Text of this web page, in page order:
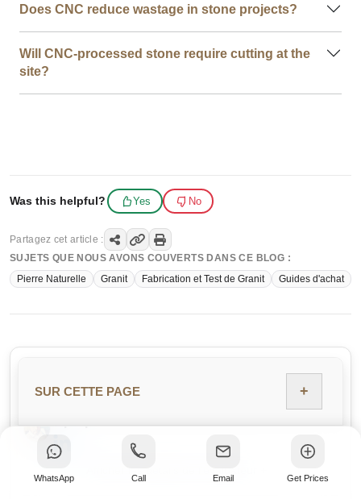
Does CNC reduce wastage in stone projects?
Will CNC-processed stone require cutting at the
site?
Was this helpful? Yes No
Partagez cet article :
SUJETS QUE NOUS AVONS COUVERTS DANS CE BLOG :
Pierre Naturelle
Granit Fabrication et Test de Granit Guides d'achat
SUR CETTE PAGE +
WhatsApp Call Email Get Prices